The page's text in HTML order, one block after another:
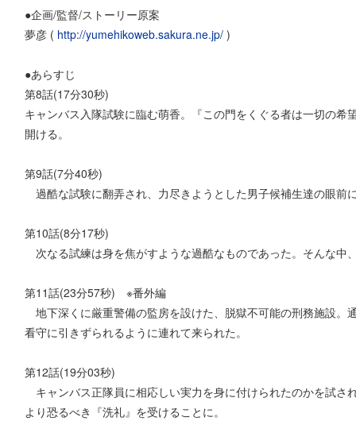
●企画/監督/ストーリー原案
夢彦 ( http://yumehikoweb.sakura.ne.jp/ )
●あらすじ
第8話(17分30秒)
キャンバス入隊試験に臨む萌香。『この門をくぐる者は一切の
開ける。
第9話(7分40秒)
過酷な試験に翻弄され、力尽きようとした男子候補生達の眼前
第10話(8分17秒)
次なる試練は身を焦がすような過酷なものであった。そんな中
第11話(23分57秒) ※番外編
地下深くに厳重警備の監房を設けた、脱獄不可能の刑務施設。
看守に引きずられるように連れて来られた。
第12話(19分03秒)
キャンバス正隊員に相応しい実力を身に付けられたのかを試さ
より恐るべき『洗礼』を受けることに。